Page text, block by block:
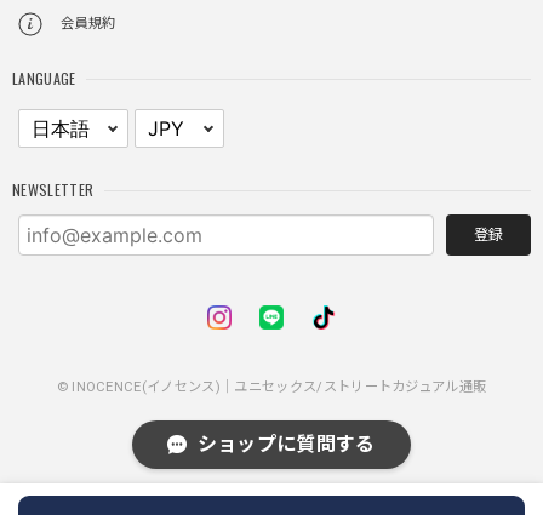
身体のラインに沿って着れるため、印象がスラッとして見え
る。特に腕周りがいい感じ。
NCLLW ホイッスルネックレス / NCLLW Whistle Necklace
2025/11/28
会員規約
LANGUAGE
NEWSLETTER
登録
© INOCENCE(イノセンス)｜ユニセックス/ストリートカジュアル通販
ショップに質問する